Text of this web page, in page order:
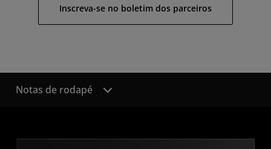
Inscreva-se no boletim dos parceiros
Notas de rodapé